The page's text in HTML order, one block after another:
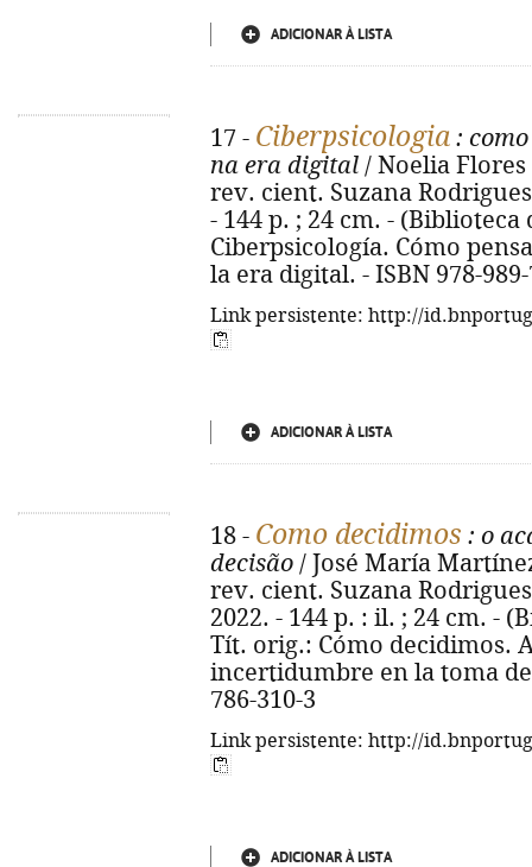
ADICIONAR À LISTA
17 - Ciberpsicologia :
na era digital / Noelia Flores
rev. cient. Suzana
- 144 p. ; 24 cm. -
Ciberpsicología. Cómo
la era digital. - ISBN 978-
Link persistente: http://
ADICIONAR À LISTA
18 - Como decidimos : o
decisão / José María
rev. cient. Suzana
2022. - 144 p. : il. ; 24 cm. -
Tít. orig.: Cómo decidimos.
incertidumbre en la toma de
786-310-3
Link persistente: http://
ADICIONAR À LISTA